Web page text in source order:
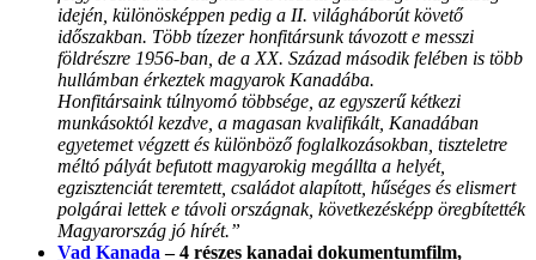
idején, különösképpen pedig a II. világháborút követő
időszakban. Több tízezer honfitársunk távozott e messzi
földrészre 1956-ban, de a XX. Század második felében is több
hullámban érkeztek magyarok Kanadába.
Honfitársaink túlnyomó többsége, az egyszerű kétkezi
munkásoktól kezdve, a magasan kvalifikált, Kanadában
egyetemet végzett és különböző foglalkozásokban, tiszteletre
méltó pályát befutott magyarokig megállta a helyét,
egzisztenciát teremtett, családot alapított, hűséges és elismert
polgárai lettek e távoli országnak, következésképp öregbítették
Magyarország jó hírét.”
Vad Kanada – 4 részes kanadai dokumentumfilm,